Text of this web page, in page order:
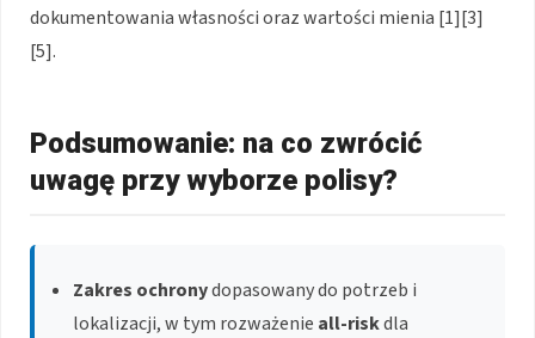
dokumentowania własności oraz wartości mienia [1][3]
[5].
Podsumowanie: na co zwrócić
uwagę przy wyborze polisy?
Zakres ochronydopasowany do potrzeb i
lokalizacji, w tym rozważenie all-riskdla